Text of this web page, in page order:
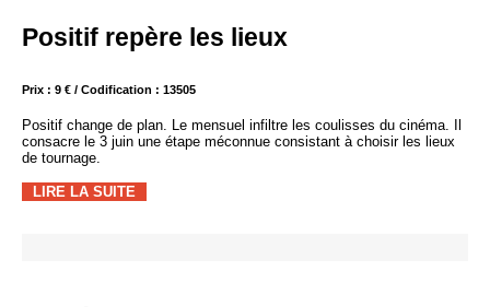
Positif repère les lieux
Prix : 9 € / Codification : 13505
Positif change de plan. Le mensuel infiltre les coulisses du cinéma. Il
consacre le 3 juin une étape méconnue consistant à choisir les lieux
de tournage.
LIRE LA SUITE